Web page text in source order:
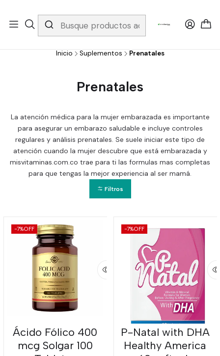
Whatsapp 3229079958/ Fijo 6019251796 / Envios a todo el país y
gratis apartir de 199.000!
Inicio Suplementos Prenatales
Prenatales
La atención médica para la mujer embarazada es importante
para asegurar un embarazo saludable e incluye controles
regulares y análisis prenatales. Se suele iniciar este tipo de
atención cuando la mujer descubre que está embarazada y
misvitaminas.com.co trae para ti las formulas mas completas
para que tengas la mejor experiencia al ser mamá.
Filtros
-7%OFF
Ácido Fólico 400
mcg Solgar 100
-7%OFF
P-Natal with DHA
Healthy America